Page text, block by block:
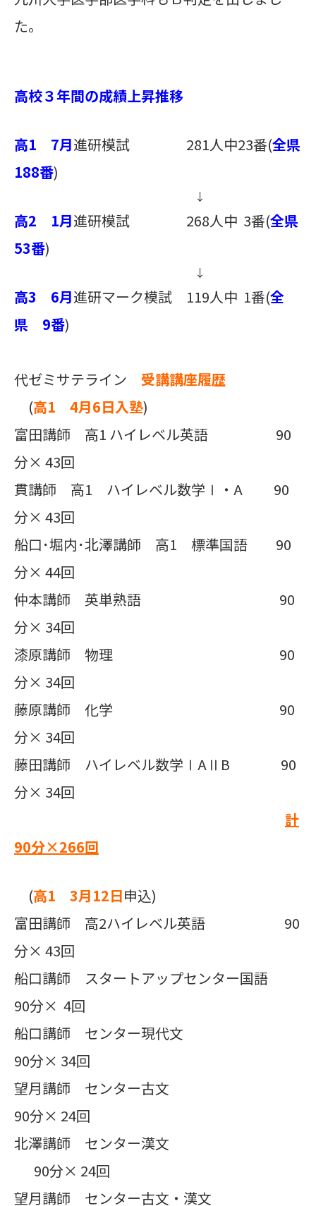
た。
高校３年間の成績上昇推移
高1 7月進研模試 281人中23番(全県
188番)
↓
高2 1月進研模試 268人中 3番(全県
53番)
↓
高3 6月進研マーク模試 119人中 1番(全
県 9番)
代ゼミサテライン 受講講座履歴
(高1 4月6日入塾)
富田講師 高1 ハイレベル英語 90
分× 43回
貫講師 高1 ハイレベル数学Ⅰ・A 90
分× 43回
船口･堀内･北澤講師 高1 標準国語 90
分× 44回
仲本講師 英単熟語 90
分× 34回
漆原講師 物理 90
分× 34回
藤原講師 化学 90
分× 34回
藤田講師 ハイレベル数学ⅠAⅡB 90
分× 34回
計
90分×266回
(高1 3月12日申込)
富田講師 高2ハイレベル英語 90
分× 43回
船口講師 スタートアップセンター国語
90分× 4回
船口講師 センター現代文
90分× 34回
望月講師 センター古文
90分× 24回
北澤講師 センター漢文
90分× 24回
望月講師 センター古文・漢文